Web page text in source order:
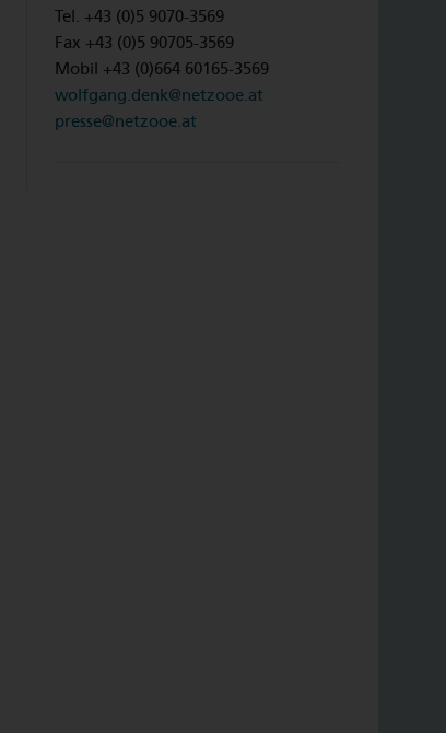
Tel. +43 (0)5 9070-3569
Fax +43 (0)5 90705-3569
Mobil +43 (0)664 60165-3569
wolfgang.denk@netzooe.at
presse@netzooe.at